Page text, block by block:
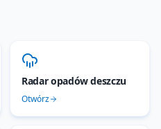
Radar opadów deszczu
Otwórz